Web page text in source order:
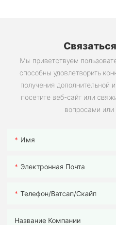
Мы приветствуем
способны удовлетворить
получения дополнительной
посетите веб-сайт или
вопросами или
Имя
Электронная Почта
Телефон/ватсап/скайп
Название Компании